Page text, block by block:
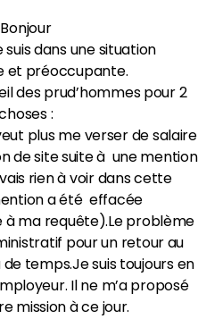
Bonjour
dans une situation
et préoccupante.
des prud’hommes pour 2
:
plus me verser de salaire
de site suite à une mention
rien à voir dans cette
a été effacée
ma requête).Le problème
pour un retour au
temps.Je suis toujours en
Il ne m’a proposé
mission à ce jour.